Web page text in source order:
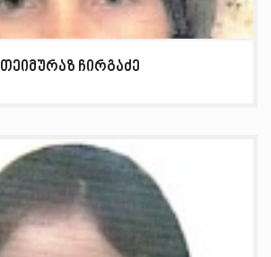
თეიმურაზ ჩირგაძე